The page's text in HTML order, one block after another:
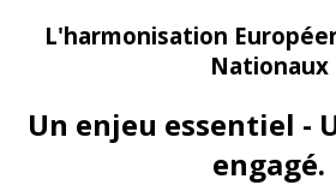
L'harmonisation
Nationaux
Un enjeu essentiel -
engagé.